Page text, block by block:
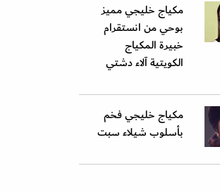
مكياج خليجي مميز
بوحي من انستقرام
خبيرة المكياج
الكويتية آلاء دشتي
مكياج خليجي فخم
بأسلوب شيلاء سبت